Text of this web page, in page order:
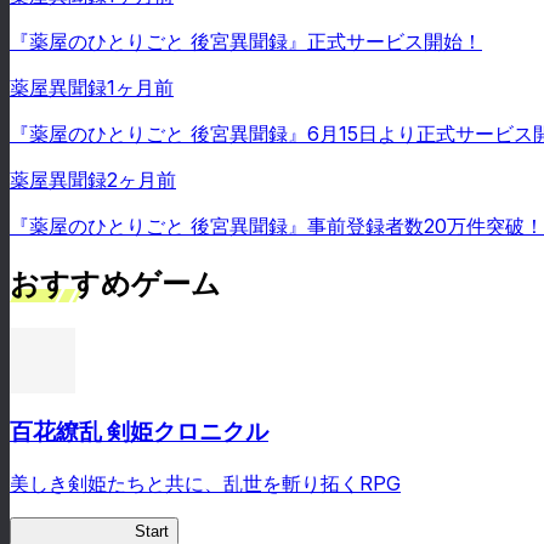
『薬屋のひとりごと 後宮異聞録』正式サービス開始！
薬屋異聞録1ヶ月前
『薬屋のひとりごと 後宮異聞録』6月15日より正式サービス
薬屋異聞録2ヶ月前
『薬屋のひとりごと 後宮異聞録』事前登録者数20万件突破！
おすすめゲーム
百花繚乱 剣姫クロニクル
美しき剣姫たちと共に、乱世を斬り拓くRPG
Start